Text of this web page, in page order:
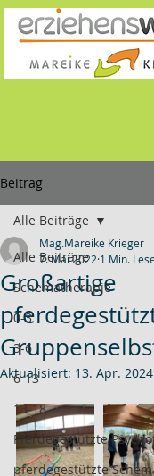
Beitrag
Alle Beiträge
Schematherapie
0-3
3-6
6-13
13-18
Pferdegestützte
pferdegestützte
Alle Beiträge
Großartige
Mag.Mareike Krieger
7. Mai 2022 1 Min.
Aktualisiert: 13. Apr. 2024